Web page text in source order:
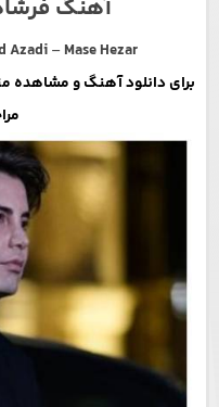
آهنگ
Azadi– Mase Hezar
برای دانلود آهنگ و مشاهده